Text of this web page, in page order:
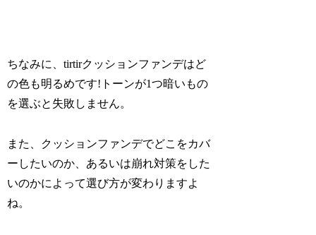
ちなみに、tirtirクッションファンデはど
の色も明るめです!トーンが1つ暗いもの
を選ぶと失敗しません。
また、クッションファンデでどこをカバ
ーしたいのか、あるいは崩れ対策をした
いのかによって選び方が変わりますよ
ね。